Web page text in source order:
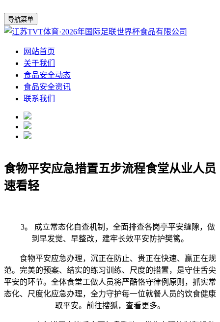
导航菜单
网站首页
关于我们
食品安全动态
食品安全资讯
联系我们
食物平安应急措置五步流程食堂从业人员
速看轻
3。 成立常态化自查机制，全面排查各岗亭平安缝隙，做
到早发觉、早整改，建牢长效平安防护樊篱。
食物平安应急办理，沉正在防止、贵正在快速、赢正在规
范。完美的预案、结实的练习训练、尺度的措置，是守住舌尖
平安的环节。全体食堂工做人员将严酷恪守律例原则，抓实常
态化、尺度化应急办理，全力守护每一位就餐人员的饮食健康
取平安。前往搜狐，查看更多。